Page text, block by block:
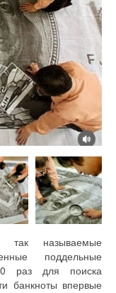
так называемые
поддельные
раз для поиска
банкноты впервые